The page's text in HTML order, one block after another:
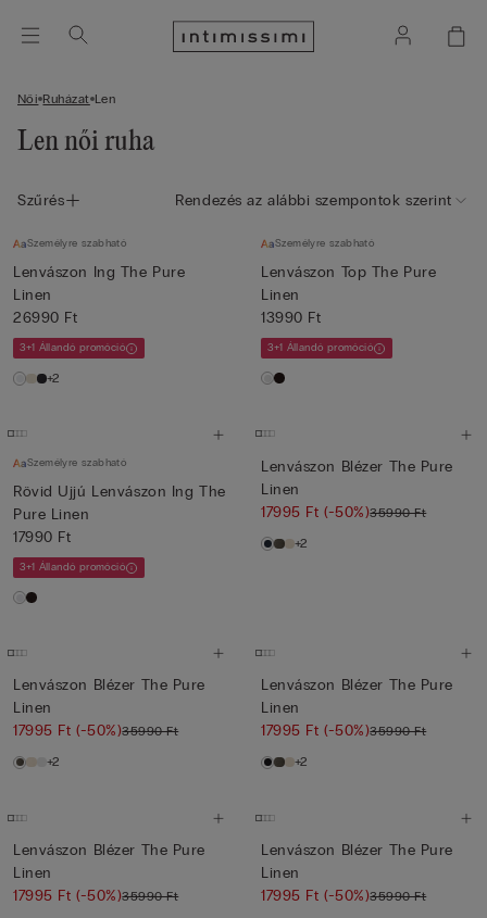
Női Ruházat Len
Len női ruha
Szűrés Rendezés az alábbi szempontok szerint
Személyre szabható
Lenvászon Ing The Pure
Linen
26990 Ft
3+1 Állandó promóció
+2
Személyre szabható
Lenvászon Top The Pure
Linen
13990 Ft
3+1 Állandó promóció
Személyre szabható
Rövid Ujjú Lenvászon Ing The
Pure Linen
17990 Ft
3+1 Állandó promóció
Lenvászon Blézer The Pure
Linen
17995 Ft(-50%)35990 Ft
+2
Lenvászon Blézer The Pure
Linen
17995 Ft(-50%)35990 Ft
+2
Lenvászon Blézer The Pure
Linen
17995 Ft(-50%)35990 Ft
+2
Lenvászon Blézer The Pure
Linen
17995 Ft(-50%)35990 Ft
Lenvászon Blézer The Pure
Linen
17995 Ft(-50%)35990 Ft